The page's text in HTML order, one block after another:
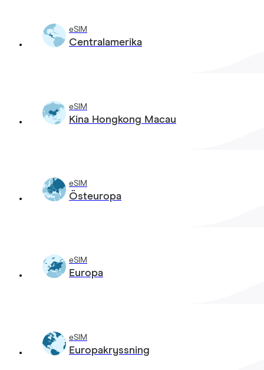
eSIM
Centralamerika
eSIM
Kina Hongkong Macau
eSIM
Östeuropa
eSIM
Europa
eSIM
Europakryssning